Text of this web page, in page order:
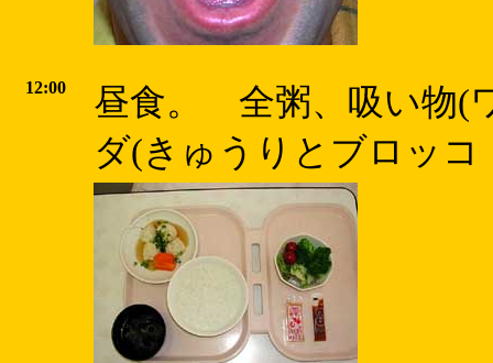
12:00
昼食。 全粥、吸い物(
ダ(きゅうりとブロッコ